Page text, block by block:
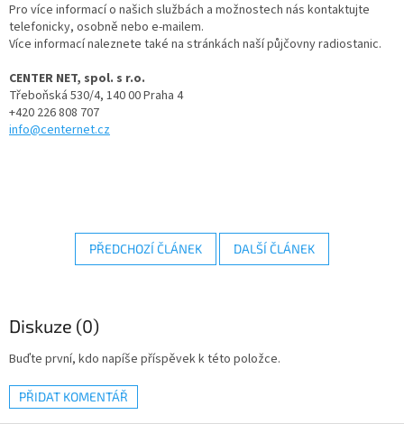
Pro více informací o našich službách a možnostech nás kontaktujte
telefonicky, osobně nebo e-mailem.
Více informací naleznete také na stránkách naší půjčovny radiostanic.
CENTER NET, spol. s r.o.
Třeboňská 530/4, 140 00 Praha 4
+420 226 808 707
info@centernet.cz
PŘEDCHOZÍ ČLÁNEK DALŠÍ ČLÁNEK
Diskuze (0)
Buďte první, kdo napíše příspěvek k této položce.
PŘIDAT KOMENTÁŘ